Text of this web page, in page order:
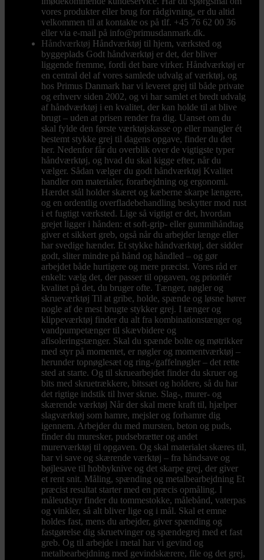
vores produkter eller brug for rådgivning, er du altid
velkommen til at kontakte os på tlf. +45 76 62 00 36
eller via e-mail på info@primusdanmark.dk.
Håndværktøj Håndværktøj til hjem, værksted og
byggeplads Godt håndværktøj er det, der bliver
liggende fremme, fordi det bare virker. Håndværktøj er
en central del af vores samlede udvalg af værktøj, og
hos Primus Danmark har vi leveret grej til både private
og erhverv siden 2002, og vi har samlet et bredt udvalg
af håndværktøj i en kvalitet, der kan holde til at blive
brugt – uden at prisen render fra dig. Uanset om du
skal fylde den første værktøjskasse op eller mangler ét
bestemt stykke grej til dagens opgave, finder du det
her. Nedenfor får du overblik over de vigtigste typer
håndværktøj, og hvad du skal kigge efter, når du
vælger. Sådan vælger du godt håndværktøj Kvalitet
handler om materialer, forarbejdning og ergonomi.
Hærdet stål holder skæret og kæberne skarpe længere,
og en ordentlig overfladebehandling beskytter mod rust
i et fugtigt værksted. Lige så vigtigt er det, hvordan
grejet ligger i hånden: et soft-grip- eller gummihåndtag
giver et sikkert greb, også når du arbejder længe eller
har svedige hænder. Et stykke håndværktøj, der sidder
godt, sliter mindre på hånd og håndled – og gør
arbejdet både hurtigere og mere præcist. Vores råd er
enkelt: vælg det, der passer til opgaven, og prioritér
kvalitet på det, du bruger ofte. Tænger, nøgler og
skrueværktøj Til at gribe, holde, spænde og løsne hører
nogle af de mest brugte stykker grej. I tænger og
klippeværktøj finder du alt fra kombinationstænger og
vandpumpetænger til skævbidere og
afisoleringstænger. Skal du spænde bolte og møtrikker
med styr på momentet, er nøgler og momentværktøj –
herunder topnøglesæt og ring-/gaffelnøgler – det rette
sted at starte. Og til skruearbejdet finder du skruer og
bits med skruetrækkere, bitssæt og holdere, så du har
det rigtige indstik til hver skrue. Slag-, murer- og
skærende værktøj Når der skal mere kraft til, hjælper
slagværktøj som hamre, mejsler og forhamre dig
igennem. Arbejder du med mursten, beton og puds,
finder du muresker, pudsebrætter og andet
murerværktøj til opgaven. Og skal materialet skæres til,
har vi save og skærende værktøj – fra håndsave og
bøjlesave til hobbyknive og det skarpe grej, der giver
et rent snit. Måling, spænding og metalbearbejdning Et
præcist resultat starter med en præcis opmåling. I
måleudstyr finder du tommestokke, målebånd, vaterpas
og vinkler, så alt bliver lige og i mål. Skal et emne
holdes fast, mens du arbejder, giver spænding og
fastgørelse dig skruetvinger og spændegrej med et fast
greb. Og til arbejde i metal har vi gevind og
metalbearbejdning med gevindskærere, file og det grej,